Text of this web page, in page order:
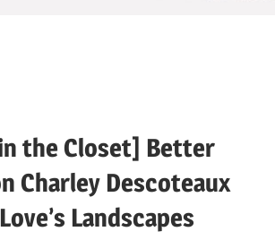
in the Closet] Better
Charley Descoteaux
Landscapes